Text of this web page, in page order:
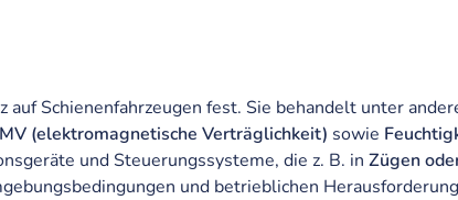
Schienenfahrzeugen fest. Sie behandelt unter
(elektromagnetische Verträglichkeit) sowie
und Steuerungssysteme, die z. B. in Zügen
und betrieblichen